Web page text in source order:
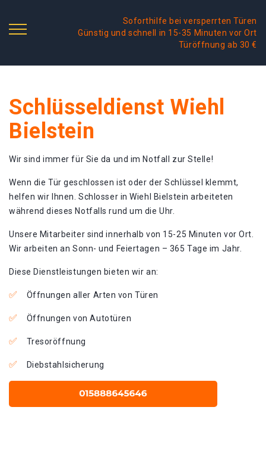
Soforthilfe bei versperrten Türen
Günstig und schnell in 15-35 Minuten vor Ort
Türöffnung ab 30 €
Schlüsseldienst Wiehl
Bielstein
Wir sind immer für Sie da und im Notfall zur Stelle!
Wenn die Tür geschlossen ist oder der Schlüssel klemmt,
helfen wir Ihnen. Schlosser in Wiehl Bielstein arbeiteten
während dieses Notfalls rund um die Uhr.
Unsere Mitarbeiter sind innerhalb von 15-25 Minuten vor Ort.
Wir arbeiten an Sonn- und Feiertagen – 365 Tage im Jahr.
Diese Dienstleistungen bieten wir an:
Öffnungen aller Arten von Türen
Öffnungen von Autotüren
Tresoröffnung
Diebstahlsicherung